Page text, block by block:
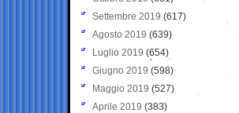
Settembre 2019 (617)
Agosto 2019 (639)
Luglio 2019 (654)
Giugno 2019 (598)
Maggio 2019 (527)
Aprile 2019 (383)